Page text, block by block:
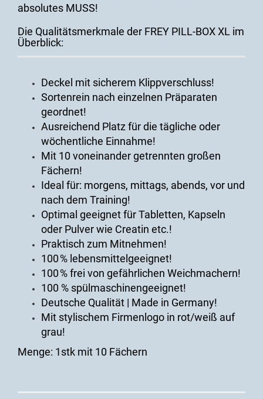
absolutes MUSS!
Die Qualitätsmerkmale der FREY PILL-BOX XL im
Überblick:
Deckel mit sicherem Klippverschluss!
Sortenrein nach einzelnen Präparaten
geordnet!
Ausreichend Platz für die tägliche oder
wöchentliche Einnahme!
Mit 10 voneinander getrennten großen
Fächern!
Ideal für: morgens, mittags, abends, vor und
nach dem Training!
Optimal geeignet für Tabletten, Kapseln
oder Pulver wie Creatin etc.!
Praktisch zum Mitnehmen!
100 % lebensmittelgeeignet!
100 % frei von gefährlichen Weichmachern!
100 % spülmaschinengeeignet!
Deutsche Qualität | Made in Germany!
Mit stylischem Firmenlogo in rot/weiß auf
grau!
Menge: 1stk mit 10 Fächern